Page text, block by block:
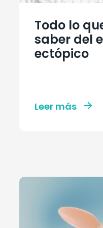
Todo lo
saber del
ectópico
Leer más